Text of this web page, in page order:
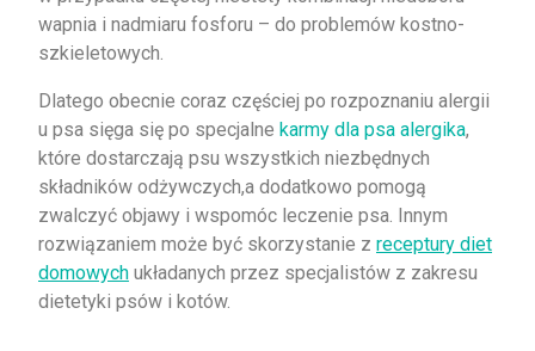
wapnia i nadmiaru fosforu – do problemów kostno-
szkieletowych.
Dlatego obecnie coraz częściej po rozpoznaniu alergii
u psa sięga się po specjalne karmy dla psa alergika,
które dostarczają psu wszystkich niezbędnych
składników odżywczych,a dodatkowo pomogą
zwalczyć objawy i wspomóc leczenie psa. Innym
rozwiązaniem może być skorzystanie z receptury diet
domowych układanych przez specjalistów z zakresu
dietetyki psów i kotów.